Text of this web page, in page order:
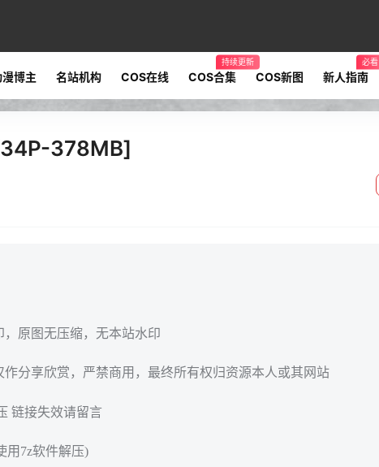
漫博主 名站机构 COS在线 COS合集
持续更新
COS新图 新人指南
必看
378MB]
原图无压缩，无本站水印
分享欣赏，严禁商用，最终所有权归资源本人或其网站
链接失效请留言
用7z软件解压)